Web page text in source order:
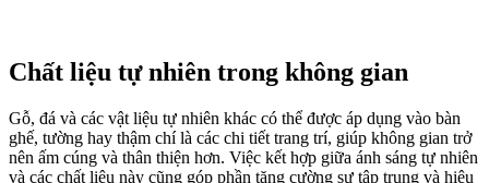
Chất liệu tự nhiên trong không gian
Gỗ, đá và các vật liệu tự nhiên khác có thể được áp dụng vào bàn
ghế, tường hay thậm chí là các chi tiết trang trí, giúp không gian trở
nên ấm cúng và thân thiện hơn. Việc kết hợp giữa ánh sáng tự nhiên
và các chất liệu này cũng góp phần tăng cường sự tập trung và hiệu